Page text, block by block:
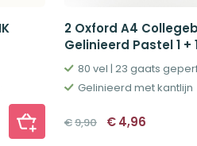
2 Oxford A4
Gelinieerd Pastel 1 +
80 vel | 23 gaats
Gelinieerd met kantlijn
€9,90 prijs
€4,96